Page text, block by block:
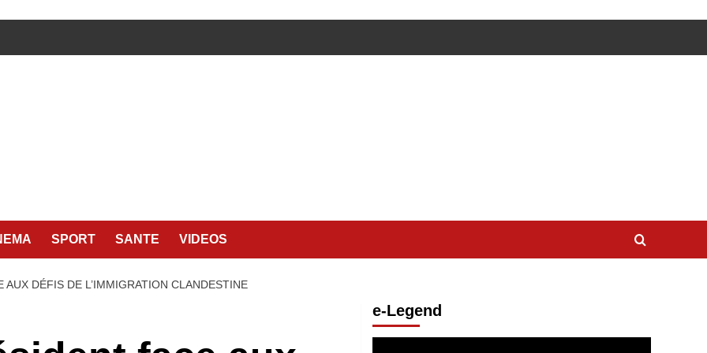
SPORT SANTE VIDEOS
AUX DÉFIS DE L’IMMIGRATION CLANDESTINE
e-Legend